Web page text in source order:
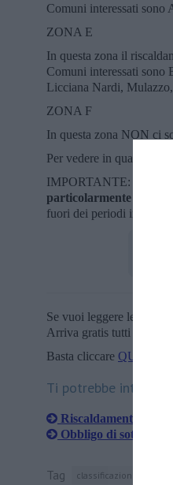
Comuni interessati sono
ZONA E
In questa zona il
Comuni interessati sono
Licciana Nardi,
ZONA F
In questa zona NON ci
Per vedere in quali zone
IMPORTANTE: In tutte
particolarmente severe
fuori dei periodi indicati
Se vuoi leggere le
Arriva gratis tutti i giorni
Basta cliccare QUI
Ti potrebbe
Riscaldamenti
Obbligo di
Tag classificazione climatica